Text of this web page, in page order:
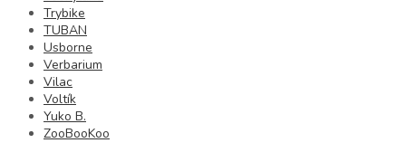
Trybike
TUBAN
Usborne
Verbarium
Vilac
Voltík
Yuko B.
ZooBooKoo